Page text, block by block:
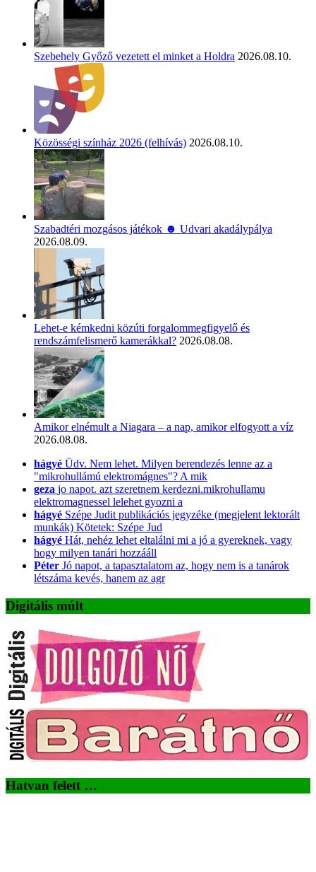
Szebehely Győző vezetett el minket a Holdra 2026.08.10.
Közösségi színház 2026 (felhívás) 2026.08.10.
Szabadtéri mozgásos játékok ☻ Udvari akadálypálya
2026.08.09.
Lehet-e kémkedni közúti forgalommegfigyelő és
rendszámfelismerő kamerákkal? 2026.08.08.
Amikor elnémult a Niagara – a nap, amikor elfogyott a víz
2026.08.08.
hágyé Üdv. Nem lehet. Milyen berendezés lenne az a
"mikrohullámú elektromágnes"? A mik
geza jo napot. azt szeretnem kerdezni.mikrohullamu
elektromagnessel lelehet gyozni a
hágyé Szépe Judit publikációs jegyzéke (megjelent lektorált
munkák) Kötetek: Szépe Jud
hágyé Hát, nehéz lehet eltalálni mi a jó a gyereknek, vagy
hogy milyen tanári hozzááll
Péter Jó napot, a tapasztalatom az, hogy nem is a tanárok
létszáma kevés, hanem az agr
Digitális múlt
Hatvan felett …